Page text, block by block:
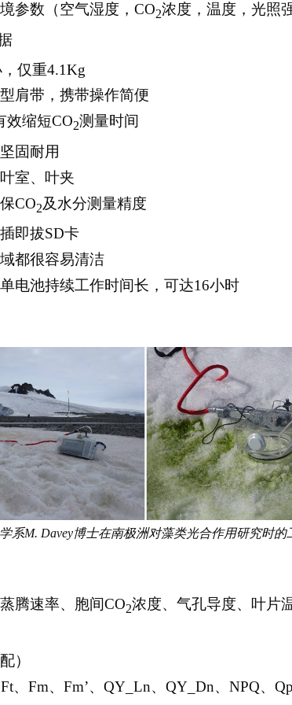
参数（空气湿度，CO2浓度，温度，光照
仅重4.1Kg
肩带，携带操作简便
效缩短CO2测量时间
固耐用
室、叶夹
CO2及水分测量精度
即拔SD卡
都很容易清洁
电池持续工作时间长，可达16小时
系M. Davey博士在南极洲对藻类光合作用研究时
腾速率、胞间CO2浓度、气孔导度、叶片
）
、Fm、Fm’、QY_Ln、QY_Dn、NPQ、